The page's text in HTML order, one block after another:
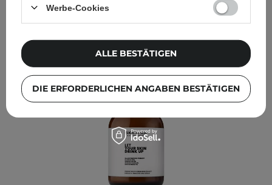
Werbe-Cookies
DIE ERFORDERLICHEN ANGABEN BESTÄTIGEN
ALLE BESTÄTIGEN